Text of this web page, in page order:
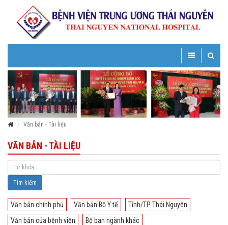
Toggle
Toggle
navigation
Văn bản - Tài liệu
VĂN BẢN - TÀI LIỆU
Tìm kiếm
Văn bản chính phủ Văn bản Bộ Y tế
Tỉnh/TP Thái Nguyên
Văn bản của bệnh viện
Bộ ban ngành khác